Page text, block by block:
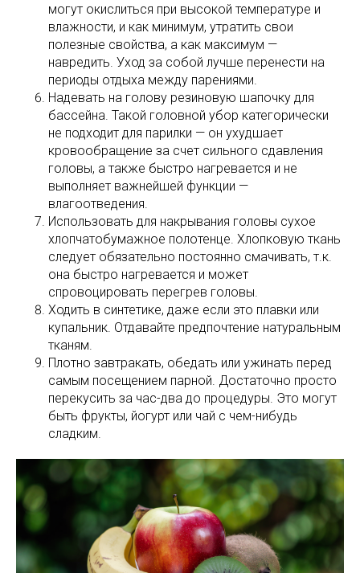
могут окислиться при высокой температуре и
влажности, и как минимум, утратить свои
полезные свойства, а как максимум —
навредить. Уход за собой лучше перенести на
периоды отдыха между парениями.
Надевать на голову резиновую шапочку для
бассейна. Такой головной убор категорически
не подходит для парилки — он ухудшает
кровообращение за счет сильного сдавления
головы, а также быстро нагревается и не
выполняет важнейшей функции —
влагоотведения.
Использовать для накрывания головы сухое
хлопчатобумажное полотенце. Хлопковую ткань
следует обязательно постоянно смачивать, т.к.
она быстро нагревается и может
спровоцировать перегрев головы.
Ходить в синтетике, даже если это плавки или
купальник. Отдавайте предпочтение натуральным
тканям.
Плотно завтракать, обедать или ужинать перед
самым посещением парной. Достаточно просто
перекусить за час-два до процедуры. Это могут
быть фрукты, йогурт или чай с чем-нибудь
сладким.